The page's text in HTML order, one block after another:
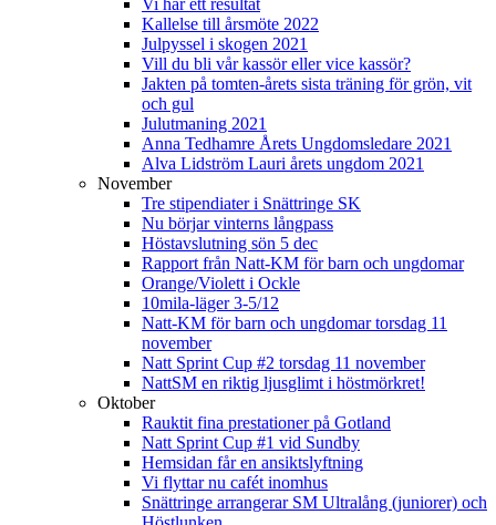
Vi har ett resultat
Kallelse till årsmöte 2022
Julpyssel i skogen 2021
Vill du bli vår kassör eller vice kassör?
Jakten på tomten-årets sista träning för grön, vit
och gul
Julutmaning 2021
Anna Tedhamre Årets Ungdomsledare 2021
Alva Lidström Lauri årets ungdom 2021
November
Tre stipendiater i Snättringe SK
Nu börjar vinterns långpass
Höstavslutning sön 5 dec
Rapport från Natt-KM för barn och ungdomar
Orange/Violett i Ockle
10mila-läger 3-5/12
Natt-KM för barn och ungdomar torsdag 11
november
Natt Sprint Cup #2 torsdag 11 november
NattSM en riktig ljusglimt i höstmörkret!
Oktober
Rauktit fina prestationer på Gotland
Natt Sprint Cup #1 vid Sundby
Hemsidan får en ansiktslyftning
Vi flyttar nu cafét inomhus
Snättringe arrangerar SM Ultralång (juniorer) och